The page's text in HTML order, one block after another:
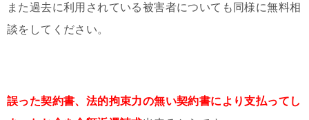
また過去に利用されている被害者についても同様に無料相
談をしてください。
誤った契約書、法的拘束力の無い契約書により支払ってし